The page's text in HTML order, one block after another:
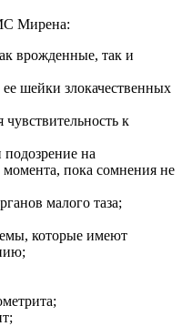
Мирена:
врожденные, так и
шейки злокачественных
к
на
момента, пока сомнения не
малого таза;
которые имеют